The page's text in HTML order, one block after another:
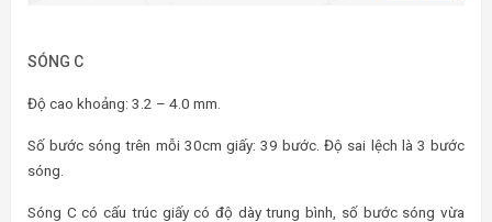
SÓNG C
Độ cao khoảng: 3.2 – 4.0 mm.
Số bước sóng trên mỗi 30cm giấy: 39 bước. Độ sai lệch là 3 bước
sóng.
Sóng C có cấu trúc giấy có độ dày trung bình, số bước sóng vừa